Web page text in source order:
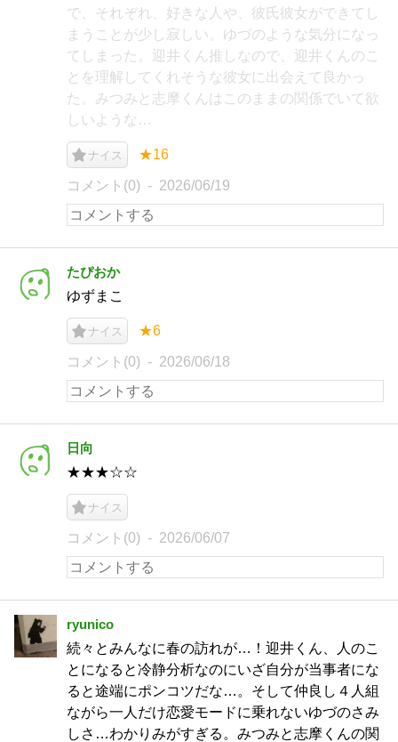
で、それぞれ、好きな人や、彼氏彼女ができてし
まうことが少し寂しい。ゆづのような気分になっ
てしまった。迎井くん推しなので、迎井くんのこ
とを理解してくれそうな彼女に出会えて良かっ
た。みつみと志摩くんはこのままの関係でいて欲
しいような…
ナイス ★16
コメント(0) 2026/06/19
たぴおか
ゆずまこ
ナイス ★6
コメント(0) 2026/06/18
日向
★★★☆☆
ナイス
コメント(0) 2026/06/07
ryunico
続々とみんなに春の訪れが…！迎井くん、人のこ
とになると冷静分析なのにいざ自分が当事者にな
ると途端にポンコツだな…。そして仲良し４人組
ながら一人だけ恋愛モードに乗れないゆづのさみ
しさ…わかりみがすぎる。みつみと志摩くんの関